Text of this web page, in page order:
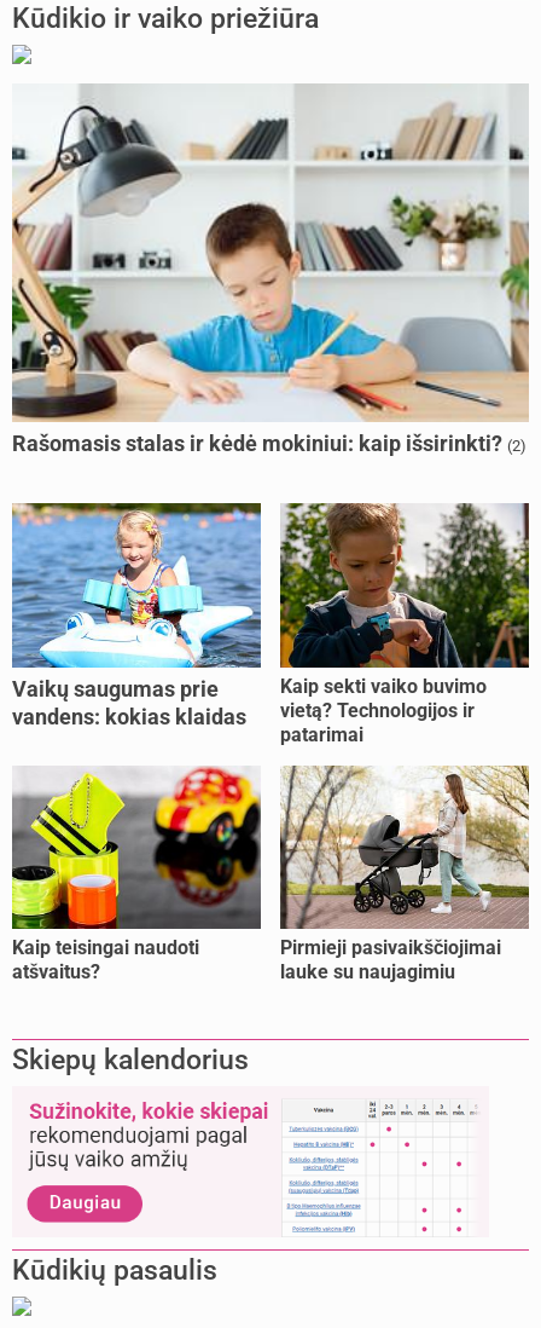
Kūdikio ir vaiko priežiūra
Rašomasis stalas ir kėdė mokiniui: kaip išsirinkti? (2)
Vaikų saugumas prie
vandens: kokias klaidas
Kaip sekti vaiko buvimo
vietą? Technologijos ir
patarimai
Kaip teisingai naudoti
atšvaitus?
Pirmieji pasivaikščiojimai
lauke su naujagimiu
Skiepų kalendorius
Kūdikių pasaulis